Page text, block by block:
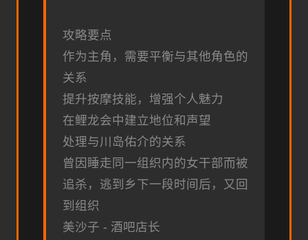
攻略要点
作为主角，需要平衡与其他角色的
关系
提升按摩技能，增强个人魅力
在鲤龙会中建立地位和声望
处理与川岛佑介的关系
曾因睡走同一组织内的女干部而被
追杀，逃到乡下一段时间后，又回
到组织
美沙子 - 酒吧店长